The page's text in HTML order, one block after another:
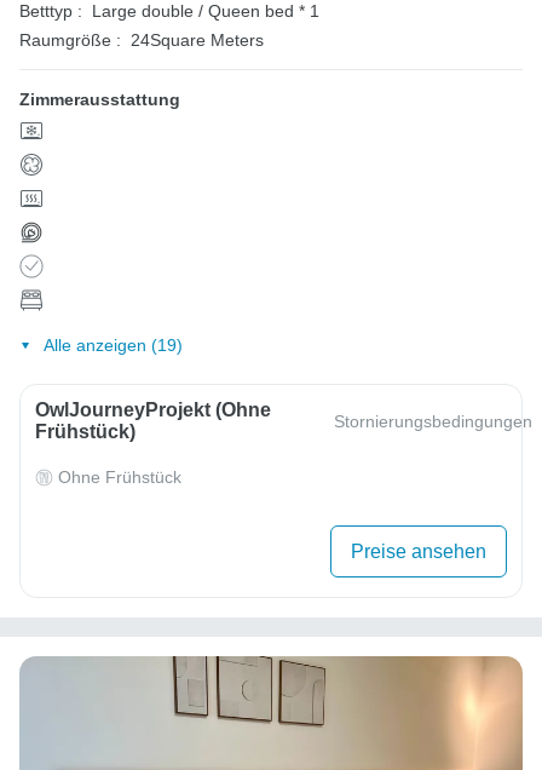
Betttyp :
Large double / Queen bed * 1
Raumgröße : 24Square Meters
Zimmerausstattung
Alle anzeigen (19)
OwlJourneyProjekt (ohne
Frühstück)
Stornierungsbedingungen
Ohne Frühstück
Preise ansehen